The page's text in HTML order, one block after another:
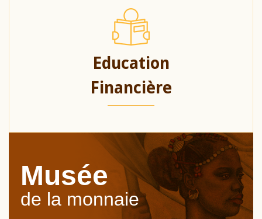
Education
Financière
Musée
de la monnaie